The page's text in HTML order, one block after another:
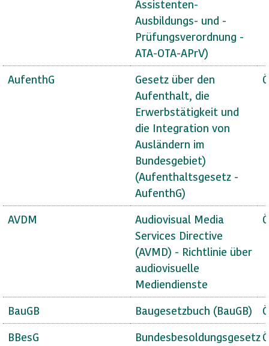
Assistenten-
Ausbildungs- und -
Prüfungsverordnung -
ATA-OTA-APrV)
AufenthG
Gesetz über den
Aufenthalt, die
Erwerbstätigkeit und
die Integration von
Ausländern im
Bundesgebiet)
(Aufenthaltsgesetz -
AufenthG)
AVDM
Audiovisual Media
Services Directive
(AVMD) - Richtlinie über
audiovisuelle
Mediendienste
BauGB Baugesetzbuch (BauGB)
BBesG
Bundesbesoldungsgesetz